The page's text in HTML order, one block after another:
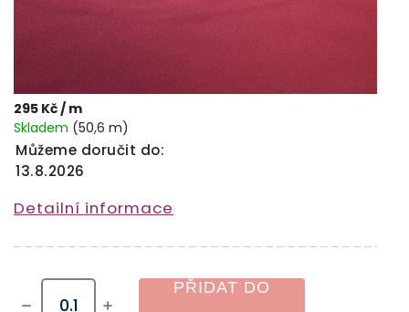
295 Kč/ m
Skladem (50,6 m)
Můžeme doručit do:
13.8.2026
PŘIDAT DO
Detailní informace